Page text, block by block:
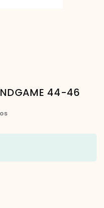
44-46